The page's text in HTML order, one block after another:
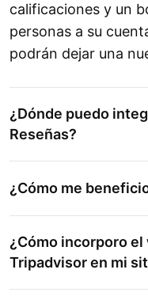
calificaciones y un
personas a su
podrán dejar una
¿Dónde puedo
Reseñas?
¿Cómo me
¿Cómo incorporo
Tripadvisor en mi